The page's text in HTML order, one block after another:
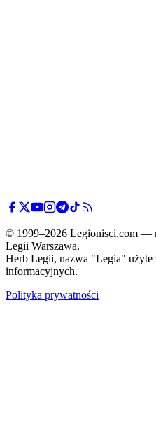
© 1999–2026 Legionisci.com —
Legii Warszawa.
Herb Legii, nazwa "Legia" użyte
informacyjnych.
Polityka prywatności